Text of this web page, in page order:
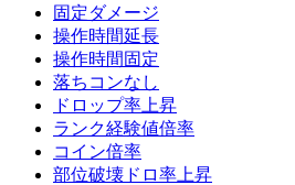
固定ダメージ
操作時間延長
操作時間固定
落ちコンなし
ドロップ率上昇
ランク経験値倍率
コイン倍率
部位破壊ドロ率上昇